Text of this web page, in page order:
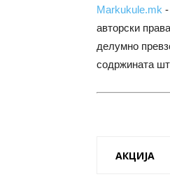
Markukule.mk
авторски
делумно
содржината
АКЦИЈА